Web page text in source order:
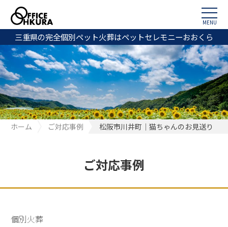
三重県の完全個別ペット火葬はペットセレモニーおおくら
MENU
ホーム ご対応事例 松阪市川井町｜猫ちゃんのお見送り
ご対応事例
個別火葬